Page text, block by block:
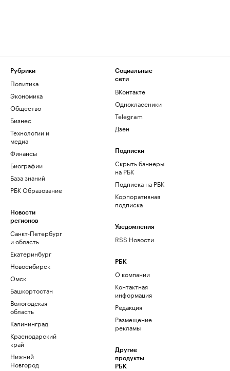
Рубрики
Политика
Экономика
Общество
Бизнес
Технологии и
медиа
Финансы
Биографии
База знаний
РБК Образование
Новости
регионов
Санкт-Петербург
и область
Екатеринбург
Новосибирск
Омск
Башкортостан
Вологодская
область
Калининград
Краснодарский
край
Нижний
Новгород
Социальные
сети
ВКонтакте
Одноклассники
Telegram
Дзен
Подписки
Скрыть баннеры
на РБК
Подписка на РБК
Корпоративная
подписка
Уведомления
RSS Новости
РБК
О компании
Контактная
информация
Редакция
Размещение
рекламы
Другие
продукты
РБК